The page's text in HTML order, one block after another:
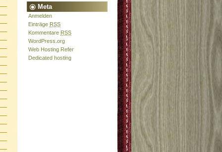
Meta
Anmelden
Einträge RSS
Kommentare RSS
WordPress.org
Web Hosting Refer
Dedicated hosting